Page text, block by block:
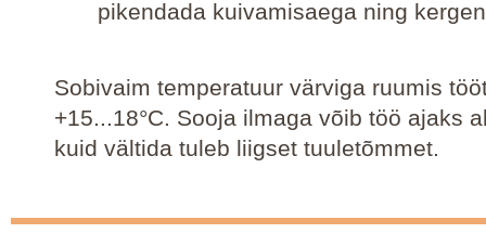
pikendada kuivamisaega ning
Sobivaim temperatuur värviga ruumis
+15...18°C. Sooja ilmaga võib töö ajaks
kuid vältida tuleb liigset tuuletõmmet.